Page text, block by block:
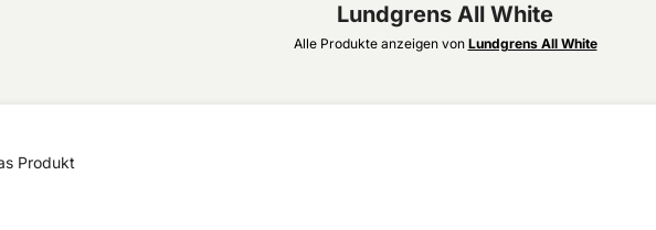
Produkt
Lundgrens All White
Alle Produkte anzeigen von Lundgrens All White